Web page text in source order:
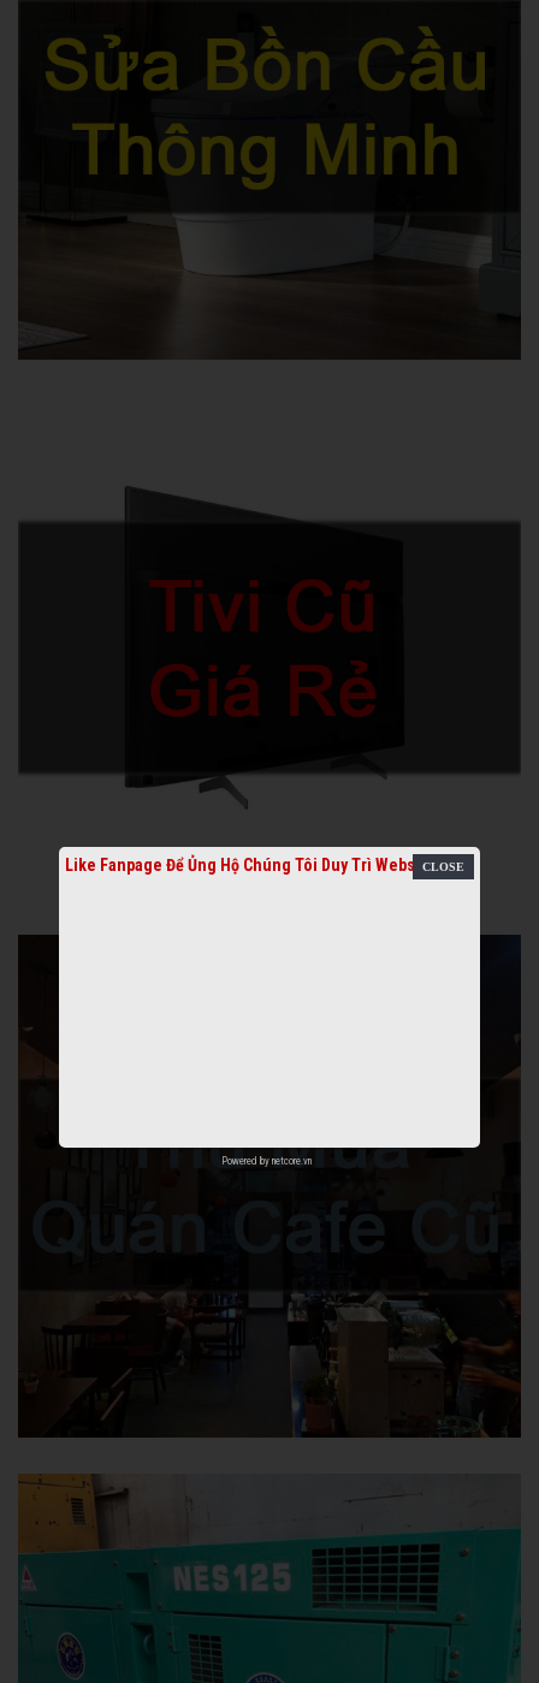
Like Fanpage Để Ủng Hộ Chúng Tôi Duy Trì Website
Powered by netcore.vn